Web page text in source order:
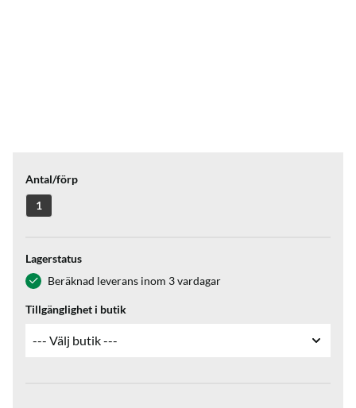
Antal/förp
1
Lagerstatus
Beräknad leverans inom 3 vardagar
Tillgänglighet i butik